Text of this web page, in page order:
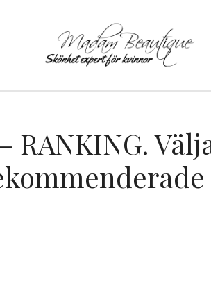
RANKING.